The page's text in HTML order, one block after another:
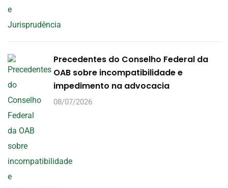
Precedentes do Conselho Federal da
OAB sobre incompatibilidade e
impedimento na advocacia
08/07/2026